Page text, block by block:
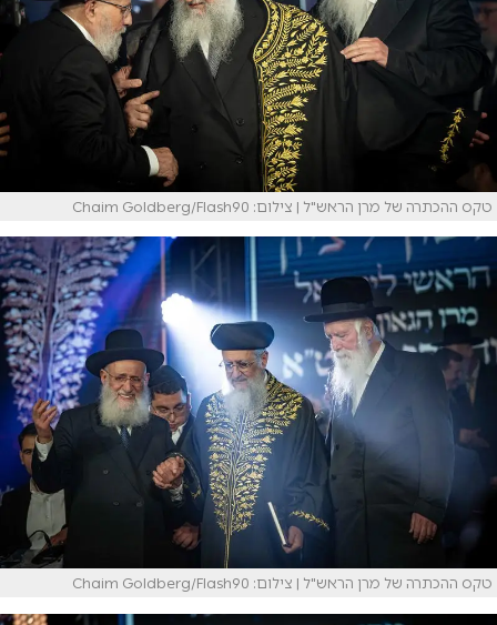
טקס ההכתרה של מרן הראש"ל | צילום: Chaim Goldberg/Flash90
טקס ההכתרה של מרן הראש"ל | צילום: Chaim Goldberg/Flash90